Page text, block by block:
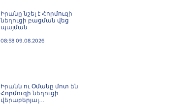
Իրանը նշել է Հորմուզի
նեղուցի բացման վեց
պայման
08:58 09.08.2026
Իրանն ու Օմանը մոտ են
Հորմուզի նեղուցի
վերաբերյալ